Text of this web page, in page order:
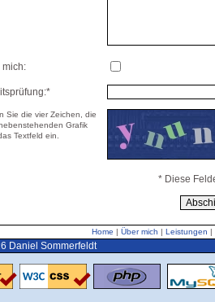
mich:
Sie die vier Zeichen, die
Grafik
Textfeld ein.
* Diese
Home | Über mich | Leistungen |
Daniel Sommerfeldt